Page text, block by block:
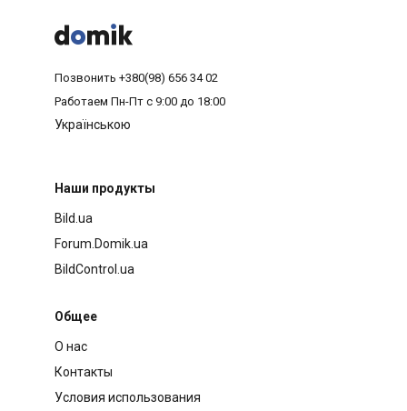



Позвонить +380(98) 656 34 02
Работаем Пн-Пт с 9:00 до 18:00
Українською
Наши продукты
Bild.ua
Forum.Domik.ua
BildControl.ua
Общее
О нас
Контакты
Условия использования